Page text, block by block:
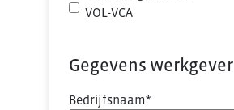
slashVOL-VCA
Gegevens werkgever
Bedrijfsnaam*